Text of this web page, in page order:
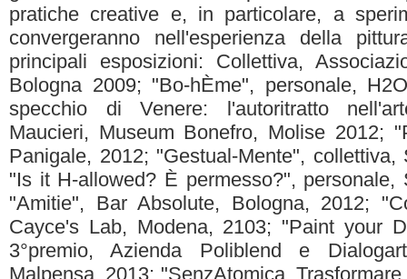
pratiche creative e, in particolare, a
convergeranno nell'esperienza della
principali esposizioni: Collettiva,
Bologna 2009; "Bo-hÈme", personale,
specchio di Venere: l'autoritratto
Maucieri, Museum Bonefro, Molise 2012;
Panigale, 2012; "Gestual-Mente",
"Is it H-allowed? È permesso?",
"Amitie", Bar Absolute, Bologna, 2012;
Cayce's Lab, Modena, 2103; "Paint your
3°premio, Azienda Poliblend e
Malpensa, 2013; "SenzAtomica.